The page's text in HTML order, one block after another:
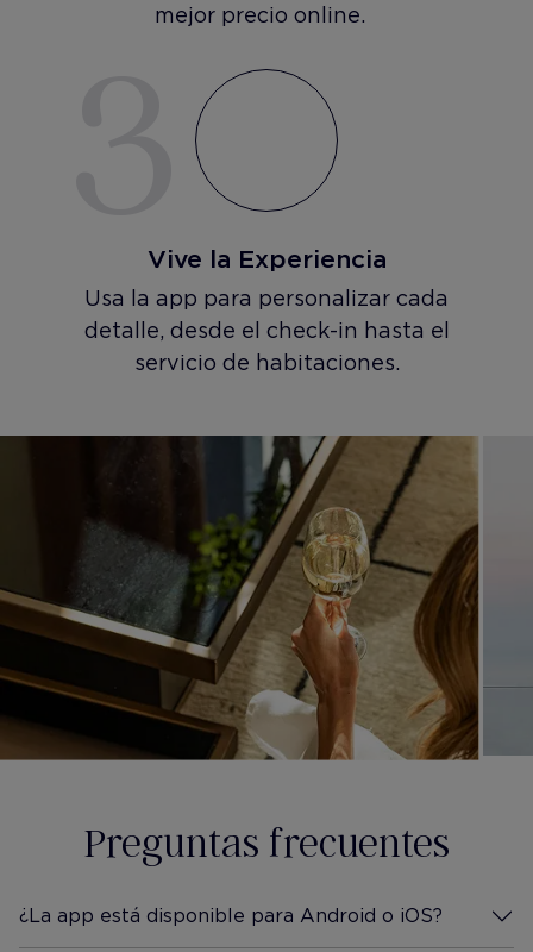
mejor precio online.
Vive la Experiencia
Usa la app para personalizar cada
detalle, desde el check-in hasta el
servicio de habitaciones.
Preguntas frecuentes
¿La app está disponible para Android o iOS?
Desplegar información